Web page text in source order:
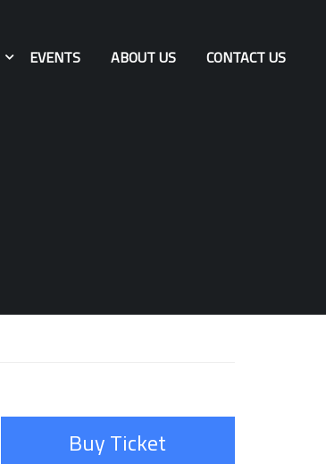
EVENTS ABOUT US CONTACT US
Buy Ticket